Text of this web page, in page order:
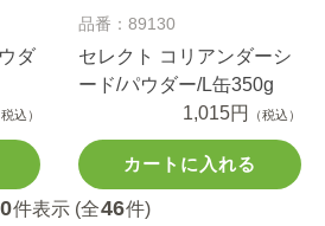
ダ
税込）
品番：89130
セレクト コリアンダーシ
ード/パウダー/L缶350g
1,015円
（税込）
カートに入れる
件表示 (全46件)